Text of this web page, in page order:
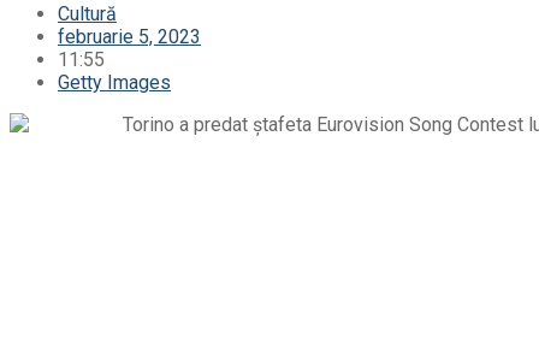
Cultură
februarie 5, 2023
11:55
Getty Images